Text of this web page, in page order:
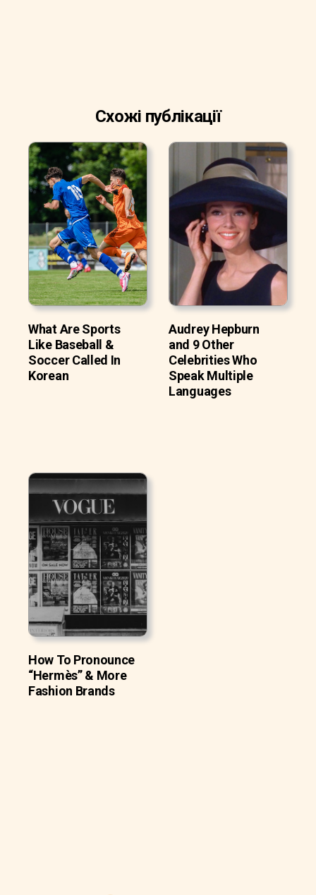
Схожі публікації
What Are Sports
Like Baseball &
Soccer Called In
Korean
Audrey Hepburn
and 9 Other
Celebrities Who
Speak Multiple
Languages
How To Pronounce
“Hermès” & More
Fashion Brands